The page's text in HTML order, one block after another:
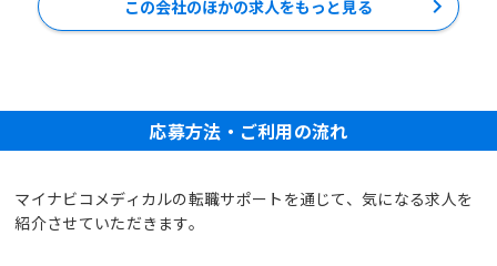
この会社のほかの求人をもっと見る
応募方法・ご利用の流れ
マイナビコメディカルの転職サポートを通じて、気になる求人を
紹介させていただきます。